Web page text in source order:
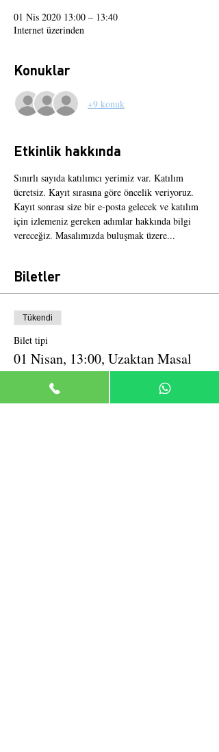
01 Nis 2020 13:00 – 13:40
Internet üzerinden
Konuklar
+9 konuk
Etkinlik hakkında
Sınırlı sayıda katılımcı yerimiz var. Katılım
ücretsiz. Kayıt sırasına göre öncelik veriyoruz.
Kayıt sonrası size bir e-posta gelecek ve katılım
için izlemeniz gereken adımlar hakkında bilgi
vereceğiz. Masalımızda buluşmak üzere...
Biletler
Tükendi
Bilet tipi
01 Nisan, 13:00, Uzaktan Masal
Daha Fazla Bilgi